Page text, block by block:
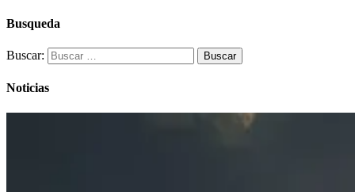
Busqueda
Buscar:
Noticias